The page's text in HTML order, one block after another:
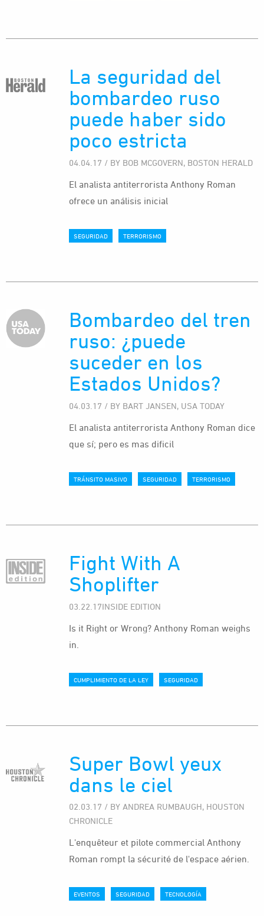
La seguridad del
bombardeo ruso
puede haber sido
poco estricta
04.04.17 / BY BOB MCGOVERN, BOSTON HERALD
El analista antiterrorista Anthony Roman
ofrece un análisis inicial
SEGURIDAD TERRORISMO
Bombardeo del tren
ruso: ¿puede
suceder en los
Estados Unidos?
04.03.17 / BY BART JANSEN, USA TODAY
El analista antiterrorista Anthony Roman dice
que sí; pero es mas dificil
TRÁNSITO MASIVO SEGURIDAD TERRORISMO
Fight With A
Shoplifter
03.22.17INSIDE EDITION
Is it Right or Wrong? Anthony Roman weighs
in.
CUMPLIMIENTO DE LA LEY SEGURIDAD
Super Bowl yeux
dans le ciel
02.03.17 / BY ANDREA RUMBAUGH, HOUSTON
CHRONICLE
L'enquêteur et pilote commercial Anthony
Roman rompt la sécurité de l'espace aérien.
EVENTOS SEGURIDAD TECNOLOGÍA